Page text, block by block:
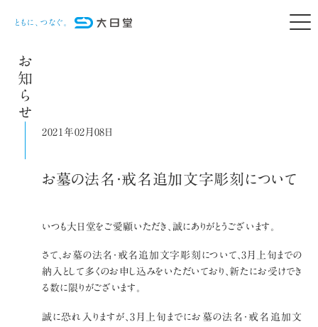
お知らせ
2021年02月08日
お墓の法名・戒名追加文字彫刻について
いつも大日堂をご愛顧いただき、誠にありがとうございます。
さて、お墓の法名・戒名追加文字彫刻について、3月上旬までの
納入として多くのお申し込みをいただいており、新たにお受けでき
る数に限りがございます。
誠に恐れ入りますが、3月上旬までにお墓の法名・戒名追加文